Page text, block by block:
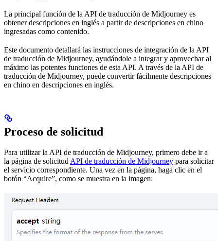
La principal función de la API de traducción de Midjourney es
obtener descripciones en inglés a partir de descripciones en chino
ingresadas como contenido.
Este documento detallará las instrucciones de integración de la API
de traducción de Midjourney, ayudándole a integrar y aprovechar al
máximo las potentes funciones de esta API. A través de la API de
traducción de Midjourney, puede convertir fácilmente descripciones
en chino en descripciones en inglés.
Proceso de solicitud
Para utilizar la API de traducción de Midjourney, primero debe ir a
la página de solicitud API de traducción de Midjourney para solicitar
el servicio correspondiente. Una vez en la página, haga clic en el
botón “Acquire”, como se muestra en la imagen: